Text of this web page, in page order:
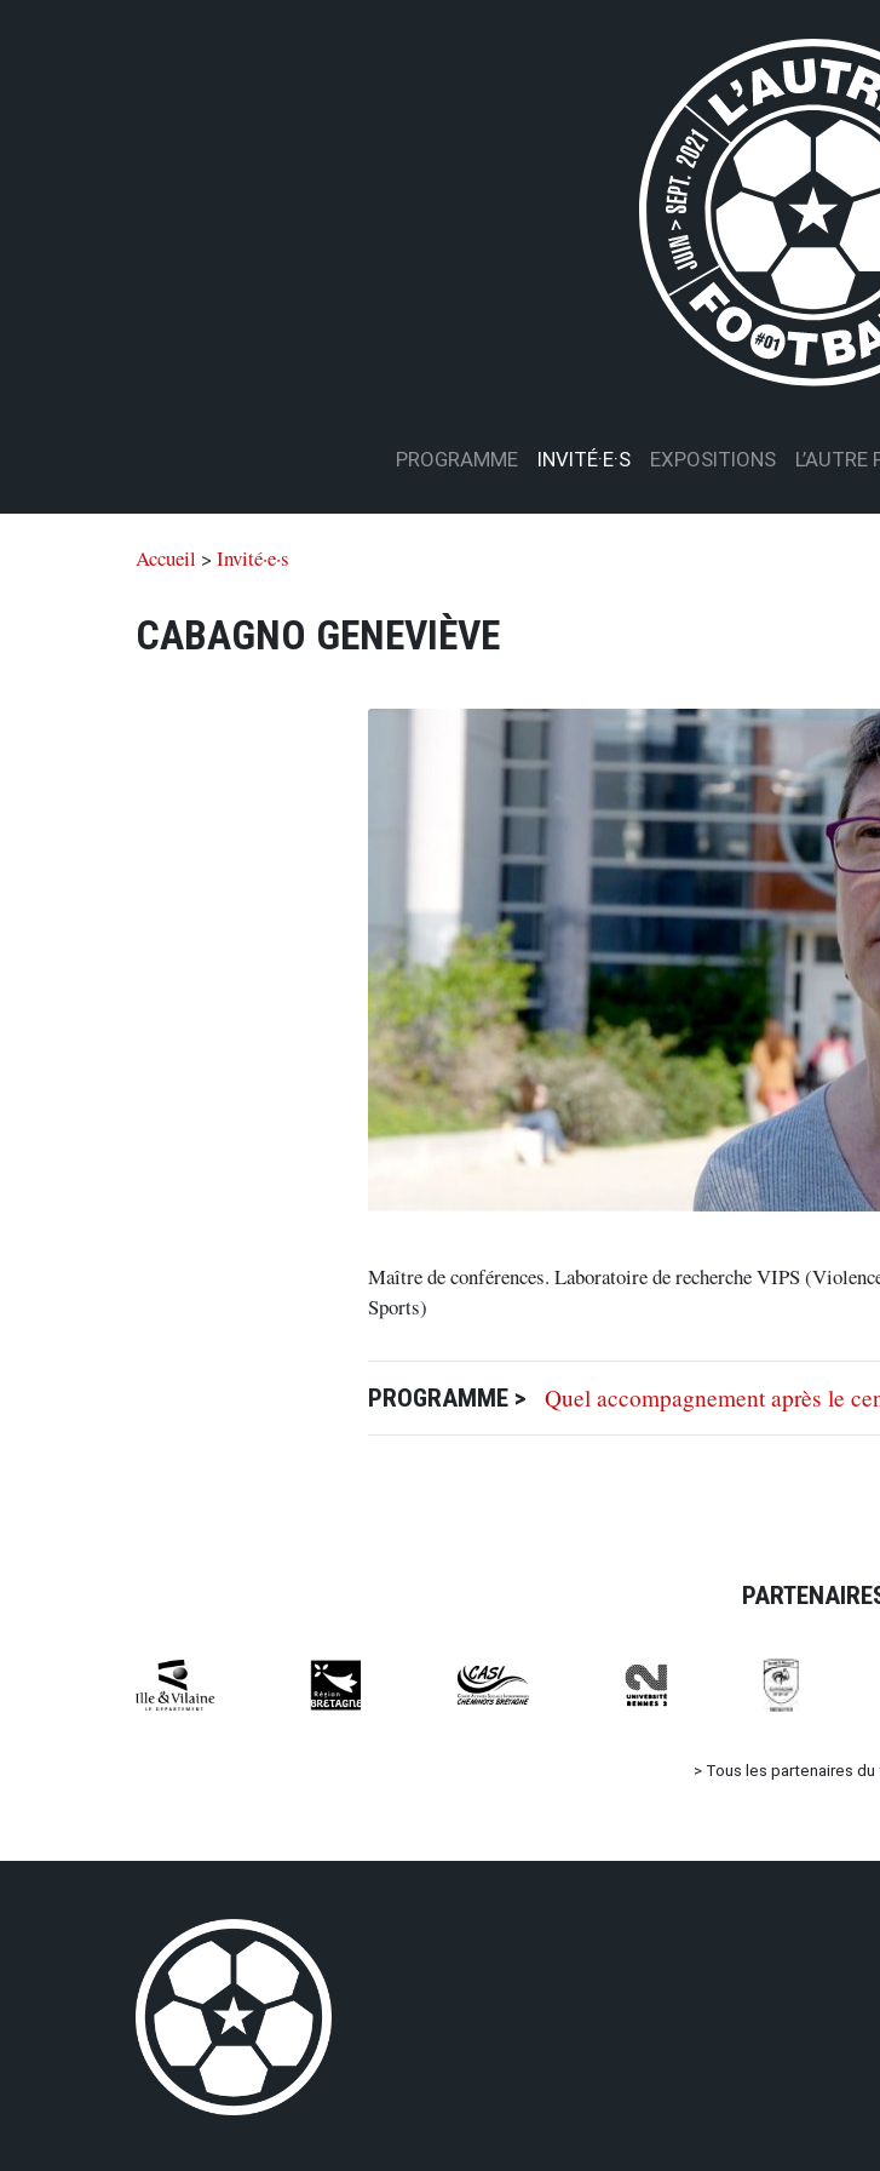
PROGRAMME INVITÉ·E·S EXPOSITIONS
Accueil > Invité·e·s
CABAGNO GENEVIÈVE
Maître de conférences. Laboratoire de recherche VIPS
Sports)
PROGRAMME > Quel accompagnement après le
> Tous les partenaires du